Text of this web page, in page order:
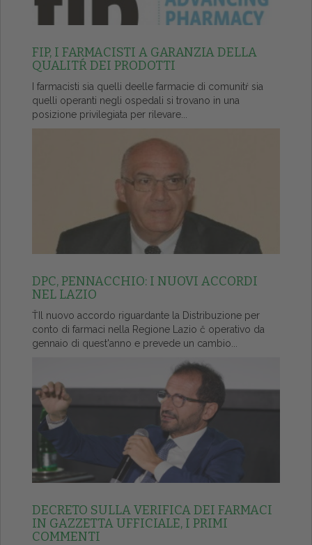
FIP, I FARMACISTI A GARANZIA DELLA
QUALITŔ DEI PRODOTTI
I farmacisti sia quelli deelle farmacie di comunitŕ sia
quelli operanti negli ospedali si trovano in una
posizione privilegiata per rilevare...
DPC, PENNACCHIO: I NUOVI ACCORDI
NEL LAZIO
ŤIl nuovo accordo riguardante la Distribuzione per
conto di farmaci nella Regione Lazio č operativo da
gennaio di quest'anno e prevede un cambio...
DECRETO SULLA VERIFICA DEI FARMACI
IN GAZZETTA UFFICIALE, I PRIMI
COMMENTI